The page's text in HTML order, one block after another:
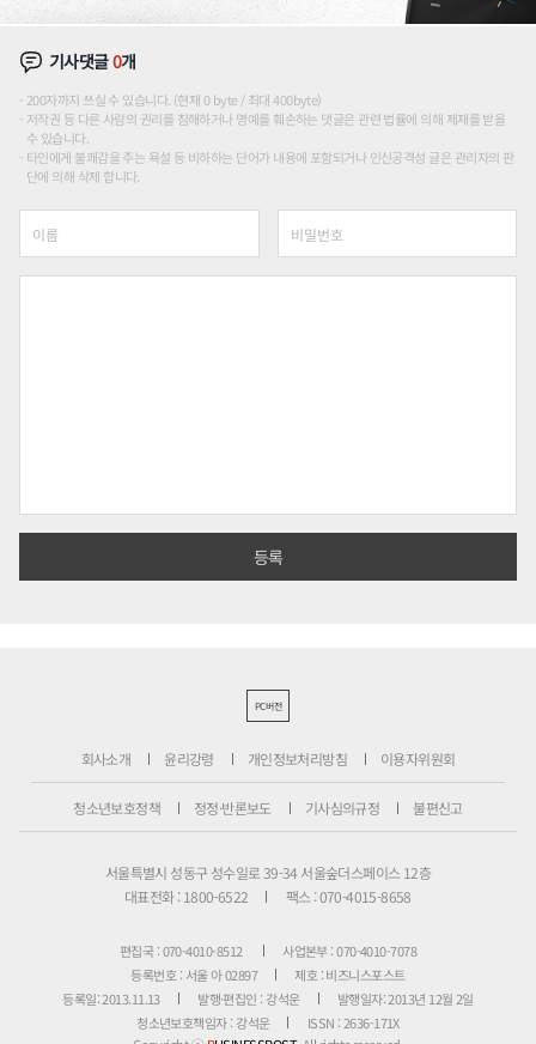
기사댓글0개
200자까지 쓰실 수 있습니다. (현재 0 byte / 최대 400byte)
저작권 등 다른 사람의 권리를 침해하거나 명예를 훼손하는 댓글은 관련 법률에 의해 제재를 받을
수 있습니다.
타인에게 불쾌감을 주는 욕설 등 비하하는 단어가 내용에 포함되거나 인신공격성 글은 관리자의 판
단에 의해 삭제 합니다.
PC버전
회사소개 윤리강령 개인정보처리방침 이용자위원회
청소년보호정책 정정·반론보도 기사심의규정 불편신고
서울특별시 성동구 성수일로 39-34 서울숲더스페이스 12층
대표전화 : 1800-6522
팩스 : 070-4015-8658
편집국 : 070-4010-8512
사업본부 : 070-4010-7078
등록번호 : 서울 아 02897
제호 : 비즈니스포스트
등록일: 2013.11.13
발행·편집인 : 강석운
발행일자: 2013년 12월 2일
청소년보호책임자 : 강석운
ISSN : 2636-171X